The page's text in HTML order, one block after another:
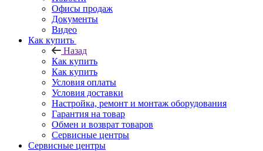
Офисы продаж
Документы
Видео
Как купить
Назад
Как купить
Как купить
Условия оплаты
Условия доставки
Настройка, ремонт и монтаж оборудования
Гарантия на товар
Обмен и возврат товаров
Сервисные центры
Сервисные центры